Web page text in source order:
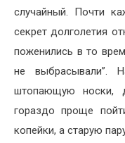
случайный. Почти
секрет долголетия
поженились в то
не выбрасывали”.
штопающую носки,
гораздо проще
копейки, а старую